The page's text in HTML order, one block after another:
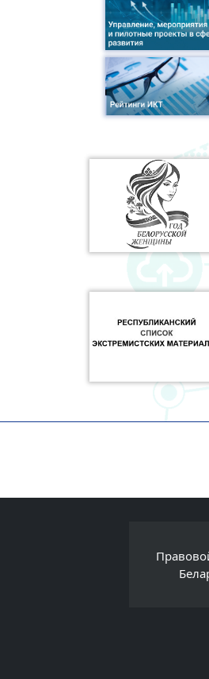
Правовой форум
Беларуси